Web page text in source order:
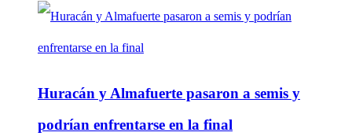
Huracán y Almafuerte pasaron a semis y
podrían enfrentarse en la final